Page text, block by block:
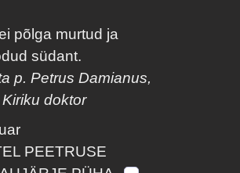
põlga murtud ja
südant.
p. Petrus Damianus,
doktor
PEETRUSE